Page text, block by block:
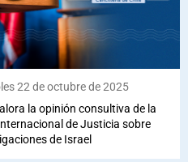
22 de octubre de 2025
la opinión consultiva de la
de Justicia sobre
de Israel